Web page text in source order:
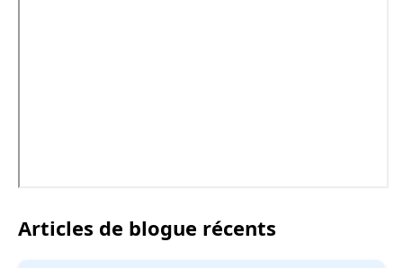
Articles de blogue récents